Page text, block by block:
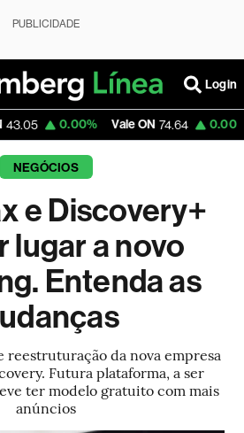
PUBLICIDADE
Login
Vale ON 74.64 0.00% Itaú PN
NEGÓCIOS
e Discovery+
lugar a novo
Entenda as
reestruturação da nova empresa
Futura plataforma, a ser
ter modelo gratuito com mais
anúncios